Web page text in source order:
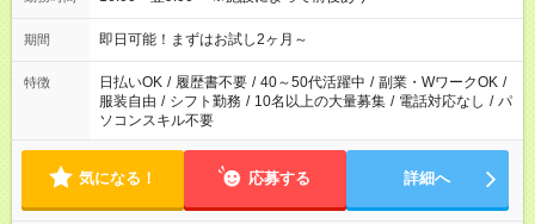
期間 即日可能！まずはお試し2ヶ月～
特徴 日払いOK / 履歴書不要 / 40～50代活躍中 / 副業・WワークOK /
服装自由 / シフト勤務 / 10名以上の大量募集 / 電話対応なし / パ
ソコンスキル不要
気になる！ 応募する 詳細へ